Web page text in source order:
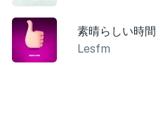
素晴らしい時間
Lesfm